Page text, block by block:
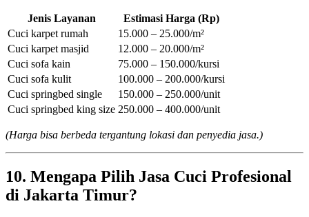
Jenis Layanan
Estimasi Harga (Rp)
Cuci karpet rumah
15.000 – 25.000/m²
Cuci karpet masjid
12.000 – 20.000/m²
Cuci sofa kain
75.000 – 150.000/kursi
Cuci sofa kulit
100.000 – 200.000/kursi
Cuci springbed single
150.000 – 250.000/unit
Cuci springbed king size 250.000 – 400.000/unit
(Harga bisa berbeda tergantung lokasi dan penyedia jasa.)
10. Mengapa Pilih Jasa Cuci Profesional
di Jakarta Timur?